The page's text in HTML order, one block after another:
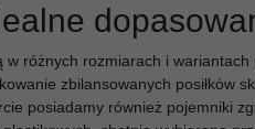
różnych rozmiarach i
zbilansowanych posiłków
posiadamy również pojemniki